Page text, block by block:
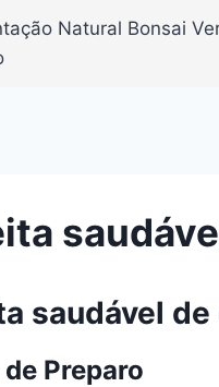
saudável
Preparo